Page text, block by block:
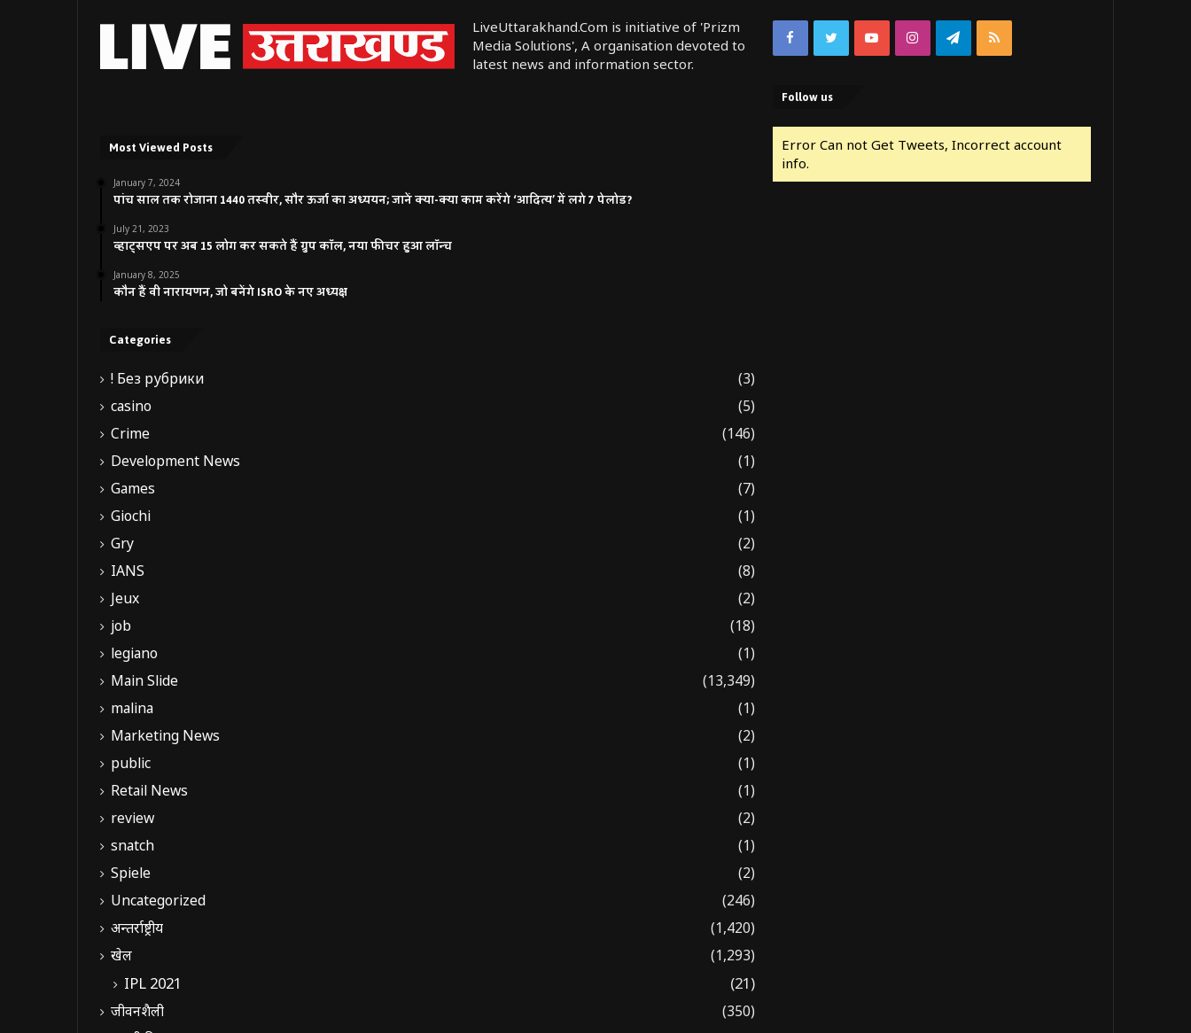
LiveUttarakhand.Com is initiative of 'Prizm
Media Solutions', A organisation devoted to
latest news and information sector.
Most Viewed Posts
January 7, 2024
पांच साल तक रोजाना 1440 तस्वीर, सौर ऊर्जा का अध्ययन; जानें क्या-क्या काम करेंगे ‘आदित्य’ में लगे 7 पेलोड?
July 21, 2023
व्हाट्सएप पर अब 15 लोग कर सकते हैं ग्रुप कॉल, नया फीचर हुआ लॉन्च
January 8, 2025
कौन हैं वी नारायणन, जो बनेंगे ISRO के नए अध्यक्ष
Categories
! Без рубрики
(3)
casino
(5)
Crime
(146)
Development News
(1)
Games
(7)
Giochi
(1)
Gry
(2)
IANS
(8)
Jeux
(2)
job
(18)
legiano
(1)
Main Slide
(13,349)
malina
(1)
Marketing News
(2)
public
(1)
Retail News
(1)
review
(2)
snatch
(1)
Spiele
(2)
Uncategorized
(246)
अन्तर्राष्ट्रीय
(1,420)
खेल
(1,293)
IPL 2021 (21)
जीवनशैली
(350)
FacebookTwitterYouTubeInstagramTelegram
RSS
Follow us
Error Can not Get Tweets, Incorrect account
info.